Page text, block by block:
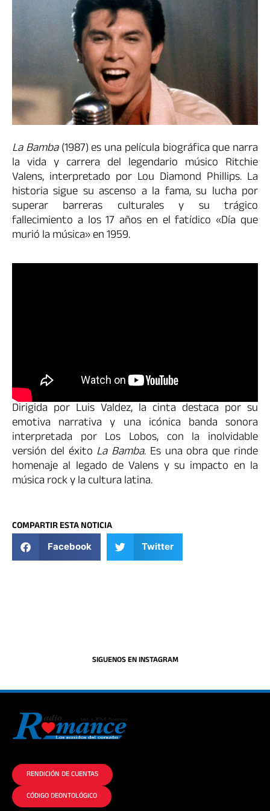
La Bamba(1987) es una película biográfica que narra
la vida y carrera del legendario músico Ritchie
Valens, interpretado por Lou Diamond Phillips. La
historia sigue su ascenso a la fama, su lucha por
superar barreras culturales y su trágico
fallecimiento a los 17 años en el fatídico «Día que
murió la música» en 1959.
Dirigida por Luis Valdez, la cinta destaca por su
emotiva narrativa y una icónica banda sonora
interpretada por Los Lobos, con la inolvidable
versión del éxito La Bamba. Es una obra que rinde
homenaje al legado de Valens y su impacto en la
música rock y la cultura latina.
COMPARTIR ESTA NOTICIA
Facebook Twitter
SIGUENOS EN INSTAGRAM
RENDICIÓN DE CUENTAS
CÓDIGO DEONTOLÓGICO